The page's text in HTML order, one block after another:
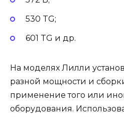
530 TG;
601 TG и др.
На моделях Лилли
разной мощности и
применение того или
оборудования.